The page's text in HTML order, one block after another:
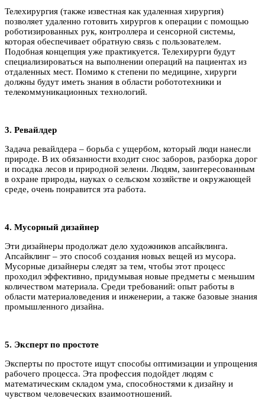
Телехирургия (также известная как удаленная хирургия)
позволяет удаленно готовить хирургов к операции с помощью
роботизированных рук, контроллера и сенсорной системы,
которая обеспечивает обратную связь с пользователем.
Подобная концепция уже практикуется. Телехирурги будут
специализироваться на выполнении операций на пациентах из
отдаленных мест. Помимо к степени по медицине, хирурги
должны будут иметь знания в области робототехники и
телекоммуникационных технологий.
3. Ревайлдер
Задача ревайлдера – борьба с ущербом, который люди нанесли
природе. В их обязанности входит снос заборов, разборка дорог
и посадка лесов и природной зелени. Людям, заинтересованным
в охране природы, науках о сельском хозяйстве и окружающей
среде, очень понравится эта работа.
4. Мусорный дизайнер
Эти дизайнеры продолжат дело художников апсайклинга.
Апсайклинг – это способ создания новых вещей из мусора.
Мусорные дизайнеры следят за тем, чтобы этот процесс
проходил эффективно, придумывая новые предметы с меньшим
количеством материала. Среди требований: опыт работы в
области материаловедения и инженерии, а также базовые знания
промышленного дизайна.
5. Эксперт по простоте
Эксперты по простоте ищут способы оптимизации и упрощения
рабочего процесса. Эта профессия подойдет людям с
математическим складом ума, способностями к дизайну и
чувством человеческих взаимоотношений.